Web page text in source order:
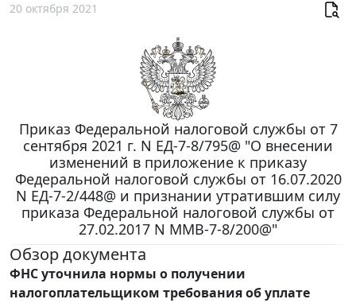
20 октября 2021
Приказ Федеральной налоговой службы от 7
сентября 2021 г. N ЕД-7-8/795@ "О внесении
изменений в приложение к приказу
Федеральной налоговой службы от 16.07.2020
N ЕД-7-2/448@ и признании утратившим силу
приказа Федеральной налоговой службы от
27.02.2017 N ММВ-7-8/200@"
Обзор документа
ФНС уточнила нормы о получении
налогоплательщиком требования об уплате